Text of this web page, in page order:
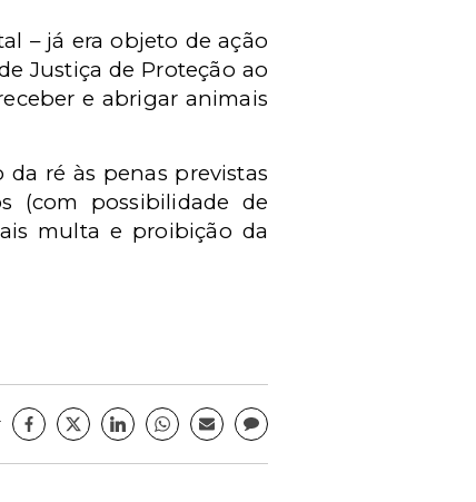
– já era objeto de ação
Justiça de Proteção ao
e abrigar animais
ré às penas previstas
(com possibilidade de
multa e proibição da